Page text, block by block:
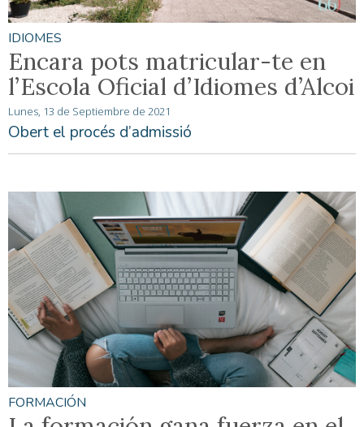
IDIOMES
Encara pots matricular-te en
l’Escola Oficial d’Idiomes d’Alcoi
Lunes, 13 de Septiembre de 2021
Obert el procés d’admissió
FORMACIÓN